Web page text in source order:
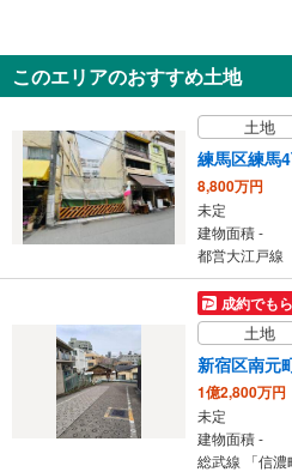
文京区白山
2億8,800万円
建物面積
都営三田線 「
このエリアのおすすめ土地
土地
練馬区練馬
8,800万円
未定
建物面積 -
都営大江戸線
成約でも
土地
新宿区南元
1億2,800万円
未定
建物面積 -
総武線 「信